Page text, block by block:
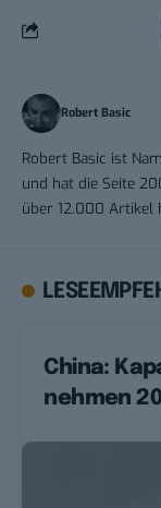
Robert Basic
Robert Basic ist
und hat die Seite
über 12.000 Artikel
China:
nehmen